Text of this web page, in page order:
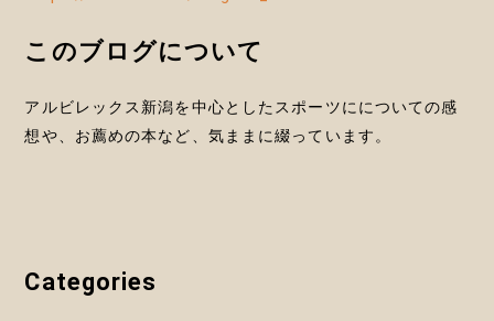
このブログについて
アルビレックス新潟を中心としたスポーツにについての感
想や、お薦めの本など、気ままに綴っています。
Categories